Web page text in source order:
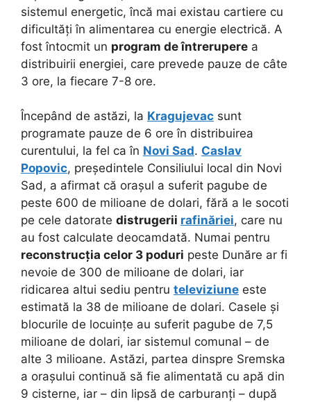
sistemul energetic, încă mai existau cartiere cu
dificultăți în alimentarea cu energie electrică. A
fost întocmit un program de întrerupere a
distribuirii energiei, care prevede pauze de câte
3 ore, la fiecare 7-8 ore.
Începând de astăzi, la Kragujevac sunt
programate pauze de 6 ore în distribuirea
curentului, la fel ca în Novi Sad. Caslav
Popovic, președintele Consiliului local din Novi
Sad, a afirmat că orașul a suferit pagube de
peste 600 de milioane de dolari, fără a le socoti
pe cele datorate distrugerii rafinăriei, care nu
au fost calculate deocamdată. Numai pentru
reconstrucția celor 3 poduri peste Dunăre ar fi
nevoie de 300 de milioane de dolari, iar
ridicarea altui sediu pentru televiziune este
estimată la 38 de milioane de dolari. Casele și
blocurile de locuințe au suferit pagube de 7,5
milioane de dolari, iar sistemul comunal – de
alte 3 milioane. Astăzi, partea dinspre Sremska
a orașului continuă să fie alimentată cu apă din
9 cisterne, iar – din lipsă de carburanți – după